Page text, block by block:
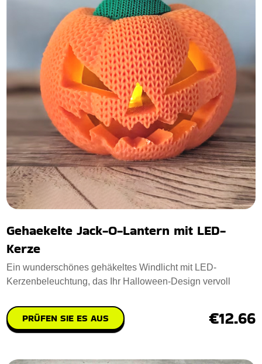
Gehaekelte Jack-O-Lantern mit LED-
Kerze
Ein wunderschönes gehäkeltes Windlicht mit LED-
Kerzenbeleuchtung, das Ihr Halloween-Design vervoll
PRÜFEN SIE ES AUS €12.66